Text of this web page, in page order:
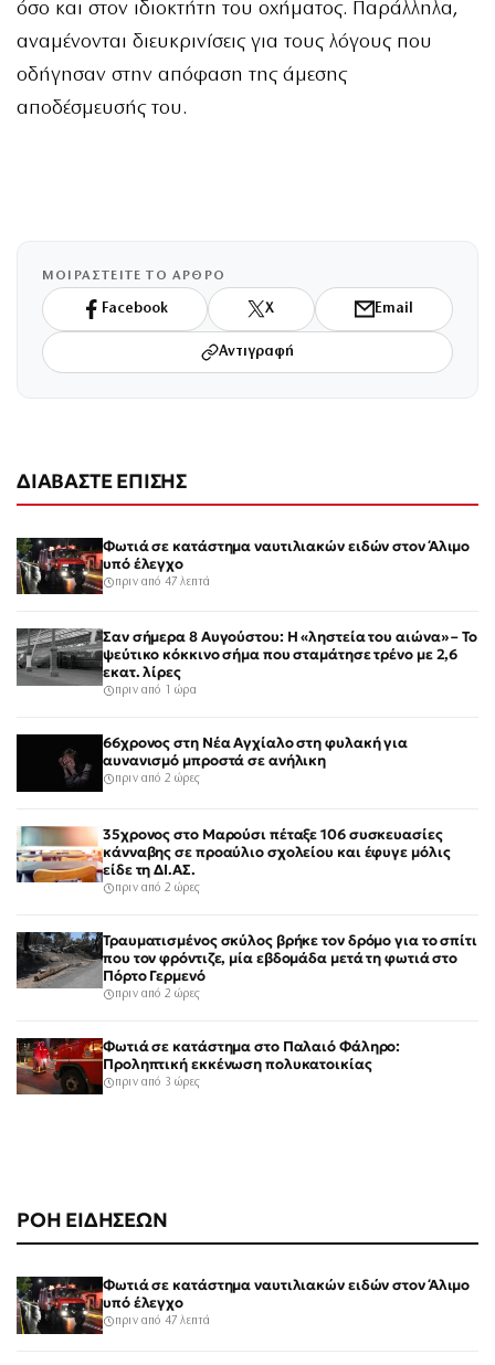
ΡΟΗ ΕΙΔΗΣΕΩΝ
Φωτιά σε κατάστημα ναυτιλιακών ειδών στον Άλιμο
υπό έλεγχο
πριν από 47 λεπτά
όσο και στον ιδιοκτήτη του οχήματος. Παράλληλα,
αναμένονται διευκρινίσεις για τους λόγους που
οδήγησαν στην απόφαση της άμεσης
αποδέσμευσής του.
ΜΟΙΡΑΣΤΕΙΤΕ ΤΟ ΑΡΘΡΟ
Facebook X Email
Αντιγραφή
ΔΙΑΒΑΣΤΕ ΕΠΙΣΗΣ
Φωτιά σε κατάστημα ναυτιλιακών ειδών στον Άλιμο
υπό έλεγχο
πριν από 47 λεπτά
Σαν σήμερα 8 Αυγούστου: Η «ληστεία του αιώνα» – Το
ψεύτικο κόκκινο σήμα που σταμάτησε τρένο με 2,6
εκατ. λίρες
πριν από 1 ώρα
66χρονος στη Νέα Αγχίαλο στη φυλακή για
αυνανισμό μπροστά σε ανήλικη
πριν από 2 ώρες
35χρονος στο Μαρούσι πέταξε 106 συσκευασίες
κάνναβης σε προαύλιο σχολείου και έφυγε μόλις
είδε τη ΔΙ.ΑΣ.
πριν από 2 ώρες
Τραυματισμένος σκύλος βρήκε τον δρόμο για το σπίτι
που τον φρόντιζε, μία εβδομάδα μετά τη φωτιά στο
Πόρτο Γερμενό
πριν από 2 ώρες
Φωτιά σε κατάστημα στο Παλαιό Φάληρο:
Προληπτική εκκένωση πολυκατοικίας
πριν από 3 ώρες